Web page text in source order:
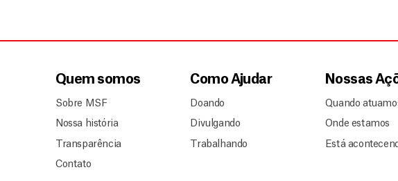
Quem somos
Sobre MSF
Nossa história
Transparência
Contato
Como Ajudar
Doando
Divulgando
Trabalhando
Nossas
Quando
Onde estamos
Está